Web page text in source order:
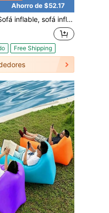
Ahorro de $52.17
sofá inflable doble, 70,9*35,43*37,4 pulgadas, sofá inflable portátil, resistente y duradero, adecuado para exteriores, camping en interiores, playa, habitación (transparente/verde/rojo/azul)
Free Shipping